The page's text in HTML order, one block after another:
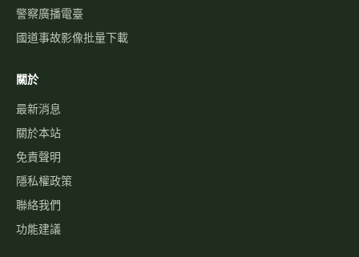
警察廣播電臺
國道事故影像批量下載
關於
最新消息
關於本站
免責聲明
隱私權政策
聯絡我們
功能建議